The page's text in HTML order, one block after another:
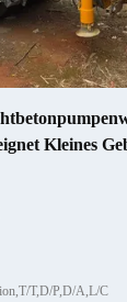
Kleines
T,D/P,D/A,L/C